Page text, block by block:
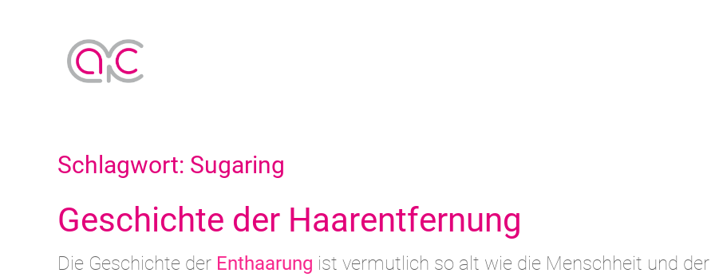
Schlagwort: Sugaring
Geschichte der Haarentfernung
Die Geschichte der Enthaarung ist vermutlich so alt wie die Menschheit und der